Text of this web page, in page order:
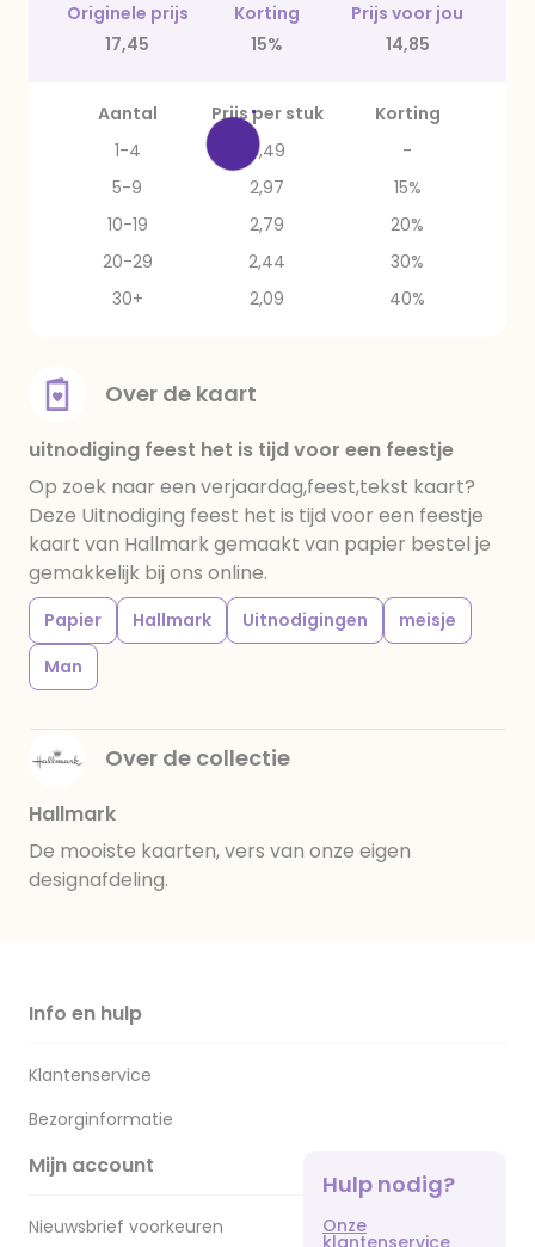
Originele prijs Korting
Prijs voor jou
17,45
15% 14,85
Aantal Prijs per stuk
Korting
1-4
3,49
-
5-9
2,97
15%
10-19
2,79
20%
20-29
2,44
30%
30+
2,09 40%
Over de kaart
uitnodiging feest het is tijd voor een feestje
Op zoek naar een verjaardag,feest,tekst kaart?
Deze Uitnodiging feest het is tijd voor een feestje
kaart van Hallmark gemaakt van papier bestel je
gemakkelijk bij ons online.
Papier Hallmark Uitnodigingen
meisje
Man
Over de collectie
Hallmark
De mooiste kaarten, vers van onze eigen
designafdeling.
Info en hulp
Klantenservice
Bezorginformatie
Mijn account
Nieuwsbrief voorkeuren
Hulp nodig?
Onze
klantenservice